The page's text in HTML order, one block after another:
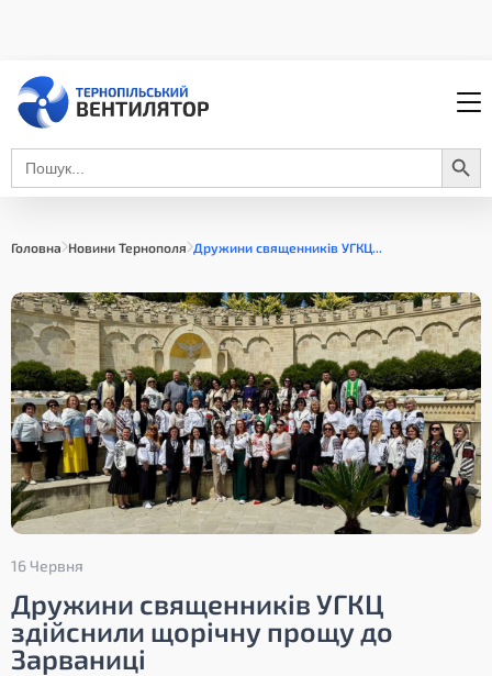
Search
for:
Search Button
Головна Новини Тернополя Дружини священників УГКЦ...
16 Червня
Дружини священників УГКЦ
здійснили щорічну прощу до
Зарваниці